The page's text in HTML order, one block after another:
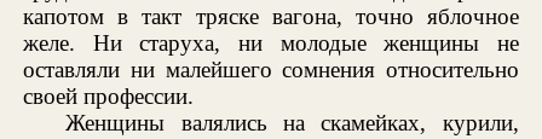
капотом в такт тряске вагона, точно яблочное
желе. Ни старуха, ни молодые женщины не
оставляли ни малейшего сомнения относительно
своей профессии.
Женщины валялись на скамейках, курили,